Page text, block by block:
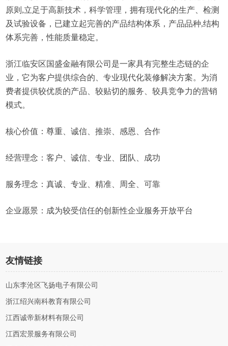
原则,立足于高新技术，科学管理，拥有现代化的生产、检测
及试验设备，已建立起完善的产品结构体系，产品品种,结构
体系完善，性能质量稳定。
浙江临安区国盛金融有限公司是一家具有完整生态链的企
业，它为客户提供综合的、专业现代化装修解决方案。为消
费者提供较优质的产品、较贴切的服务、较具竞争力的营销
模式。
核心价值：尊重、诚信、推崇、感恩、合作
经营理念：客户、诚信、专业、团队、成功
服务理念：真诚、专业、精准、周全、可靠
企业愿景：成为较受信任的创新性企业服务开放平台
友情链接
山东李沧区飞扬电子有限公司
浙江绍兴南科教育有限公司
江西诚帝新材料有限公司
江西宏景服务有限公司